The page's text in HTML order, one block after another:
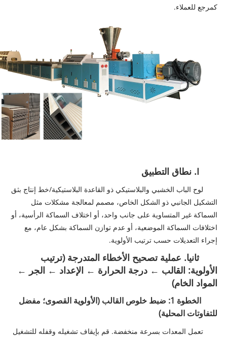
كمرجع للعملاء.
لوح الباب الخشبي والبلاستيكي ذو القاعدة البلاستيكية/خط إنتاج بثق
التشكيل الجانبي ذو الشكل الخاص، مصمم لمعالجة مشكلات مثل
السماكة غير المتساوية على جانب واحد، أو اختلاف السماكة الرأسية، أو
اختلافات السماكة الموضعية، أو عدم توازن السماكة بشكل عام، مع
إجراء التعديلات حسب ترتيب الأولوية.
ثانيا. عملية تصحيح الأخطاء المتدرجة (ترتيب
الأولوية: القالب ← درجة الحرارة ← الإعداد ← الجر ←
المواد الخام)
الخطوة 1: ضبط خلوص القالب (الأولوية القصوى؛ مفضل
للتفاوتات المحلية)
تعمل المعدات بسرعة منخفضة. قم بإيقاف تشغيله وقفله للتشغيل